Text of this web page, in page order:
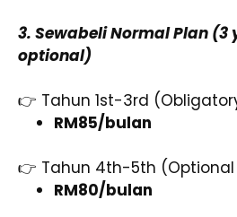
3. Sewabeli Normal Plan (3
optional)
👉 Tahun 1st-3rd
RM85/bulan
👉 Tahun 4th-5th (Optional
RM80/bulan